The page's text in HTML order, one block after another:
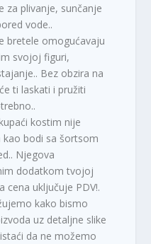
za plivanje, sunčanje
vode..
bretele omogućavaju
svojoj figuri,
Bez obzira na
ti laskati i pružiti
kostim nije
kao bodi sa šortsom
Njegova
dodatkom tvojoj
cena uključuje PDV!.
kako bismo
uz detaljne slike
da ne možemo